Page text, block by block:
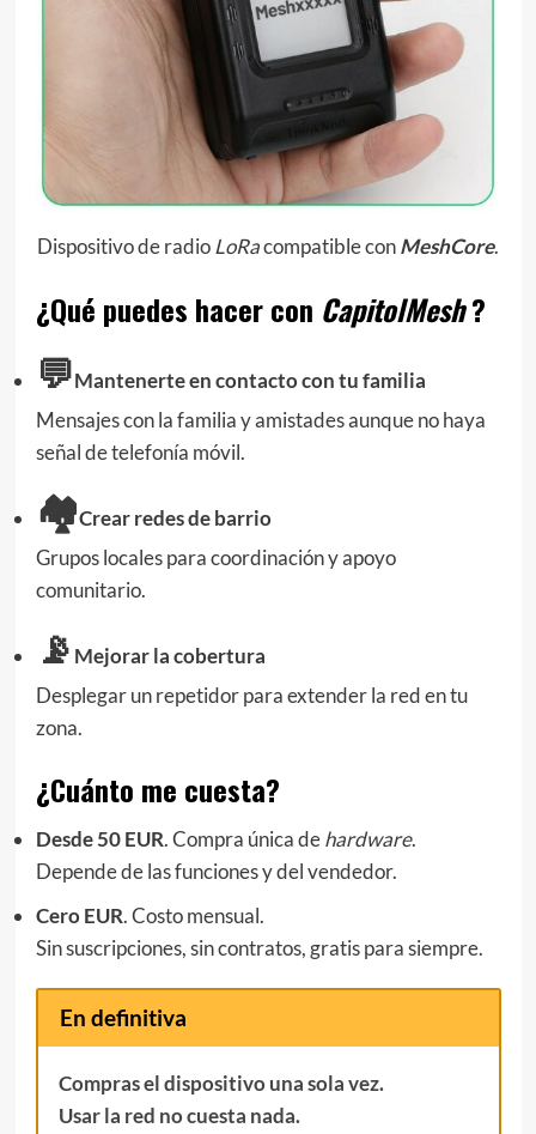
Dispositivo de radioLoRacompatible conMeshCore.
¿Qué puedes hacer con CapitolMesh?
💬Mantenerte en contacto con tu familia
Mensajes con la familia y amistades aunque no haya
señal de telefonía móvil.
🏘️Crear redes de barrio
Grupos locales para coordinación y apoyo
comunitario.
📡 Mejorar la cobertura
Desplegar un repetidor para extender la red en tu
zona.
¿Cuánto me cuesta?
Desde 50 EUR. Compra única dehardware.
Depende de las funciones y del vendedor.
Cero EUR. Costo mensual.
Sin suscripciones, sin contratos, gratis para siempre.
En definitiva
Compras el dispositivo una sola vez.
Usar la red no cuesta nada.